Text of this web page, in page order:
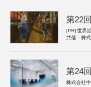
第22
[PR] 世界
共催：株
第24
株式会社